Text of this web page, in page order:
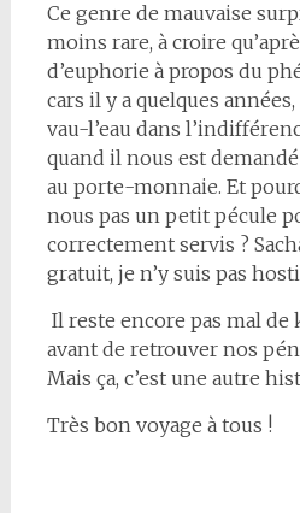
Ce genre de mauvaise
moins rare, à croire
d’euphorie à propos du
cars il y a quelques
vau-l’eau dans
quand il nous est
au porte-monnaie. Et
nous pas un petit pécule
correctement servis ?
gratuit, je n’y suis pas
Il reste encore pas mal
avant de retrouver nos
Mais ça, c’est une autre
Très bon voyage à tous !